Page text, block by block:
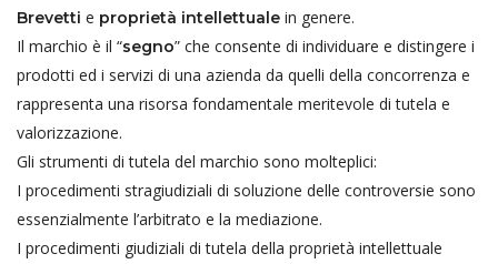
Brevetti e proprietà intellettuale in genere.
Il marchio è il “segno” che consente di individuare e distingere i
prodotti ed i servizi di una azienda da quelli della concorrenza e
rappresenta una risorsa fondamentale meritevole di tutela e
valorizzazione.
Gli strumenti di tutela del marchio sono molteplici:
I procedimenti stragiudiziali di soluzione delle controversie sono
essenzialmente l’arbitrato e la mediazione.
I procedimenti giudiziali di tutela della proprietà intellettuale